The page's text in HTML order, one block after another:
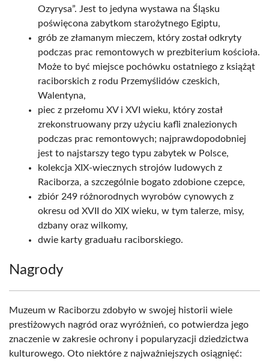
Ozyrysa”. Jest to jedyna wystawa na Śląsku
poświęcona zabytkom starożytnego Egiptu,
grób ze złamanym mieczem, który został odkryty
podczas prac remontowych w prezbiterium kościoła.
Może to być miejsce pochówku ostatniego z książąt
raciborskich z rodu Przemyślidów czeskich,
Walentyna,
piec z przełomu XV i XVI wieku, który został
zrekonstruowany przy użyciu kafli znalezionych
podczas prac remontowych; najprawdopodobniej
jest to najstarszy tego typu zabytek w Polsce,
kolekcja XIX-wiecznych strojów ludowych z
Raciborza, a szczególnie bogato zdobione czepce,
zbiór 249 różnorodnych wyrobów cynowych z
okresu od XVII do XIX wieku, w tym talerze, misy,
dzbany oraz wilkomy,
dwie karty graduału raciborskiego.
Nagrody
Muzeum w Raciborzu zdobyło w swojej historii wiele
prestiżowych nagród oraz wyróżnień, co potwierdza jego
znaczenie w zakresie ochrony i popularyzacji dziedzictwa
kulturowego. Oto niektóre z najważniejszych osiągnięć: